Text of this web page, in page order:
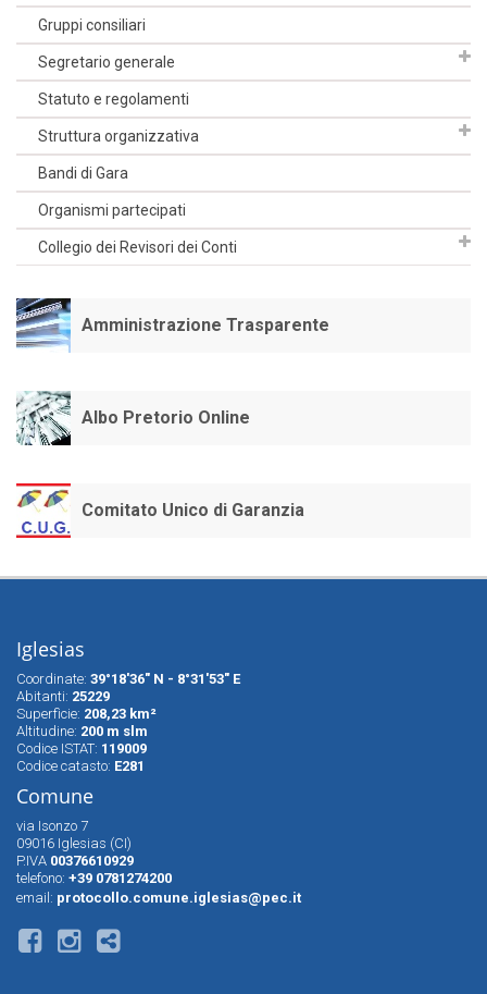
Gruppi consiliari
Segretario generale
Statuto e regolamenti
Struttura organizzativa
Bandi di Gara
Organismi partecipati
Collegio dei Revisori dei Conti
Amministrazione Trasparente
Albo Pretorio Online
Comitato Unico di Garanzia
Iglesias
Coordinate: 39°18'36" N - 8°31'53" E
Abitanti: 25229
Superfìcie: 208,23 km²
Altitudine: 200 m slm
Codice ISTAT: 119009
Codice catasto: E281
Comune
via Isonzo 7
09016 Iglesias (CI)
P.IVA 00376610929
telefono: +39 0781274200
email: protocollo.comune.iglesias@pec.it